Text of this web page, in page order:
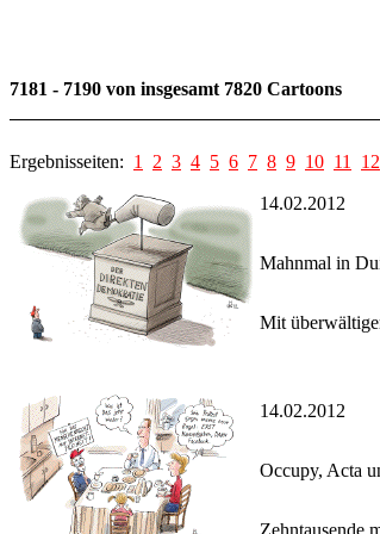
7181 - 7190 von insgesamt 7820 Cartoons
Ergebnisseiten: 1 2 3 4 5 6 7 8 9 10 11 12
14.02.2012
Mahnmal in
Mit
14.02.2012
Occupy, Acta